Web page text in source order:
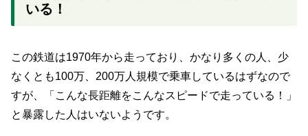
いる！
この鉄道は1970年から走っており、かなり多くの人、少
なくとも100万、200万人規模で乗車しているはずなので
すが、「こんな長距離をこんなスピードで走っている！」
と暴露した人はいないようです。